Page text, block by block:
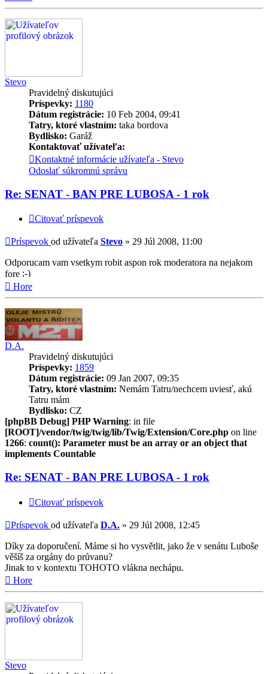
Stevo
Pravidelný diskutujúci
Príspevky: 1180
Dátum registrácie: 10 Feb 2004, 09:41
Tatry, ktoré vlastním: taka bordova
Bydlisko: Garáž
Kontaktovať užívateľa:
Kontaktné informácie užívateľa - Stevo
Odoslať súkromnú správu
Re: SENAT - BAN PRE LUBOSA - 1 rok
Citovať príspevok
Príspevok od užívateľa Stevo » 29 Júl 2008, 11:00
Odporucam vam vsetkym robit aspon rok moderatora na nejakom
fore
Hore
D.A.
Pravidelný diskutujúci
Príspevky: 1859
Dátum registrácie: 09 Jan 2007, 09:35
Tatry, ktoré vlastním: Nemám Tatru/nechcem uviesť, akú
Tatru mám
Bydlisko: CZ
[phpBB Debug] PHP Warning: in file
[ROOT]/vendor/twig/twig/lib/Twig/Extension/Core.php on line
1266: count(): Parameter must be an array or an object that
implements Countable
Re: SENAT - BAN PRE LUBOSA - 1 rok
Citovať príspevok
Príspevok od užívateľa D.A. » 29 Júl 2008, 12:45
Díky za doporučení. Máme si ho vysvětlit, jako že v senátu Luboše
věšíš za orgány do průvanu?
Jinak to v kontextu TOHOTO vlákna nechápu.
Hore
Stevo